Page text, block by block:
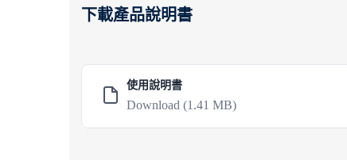
下載產品說明書
使用說明書
Download (1.41 MB)